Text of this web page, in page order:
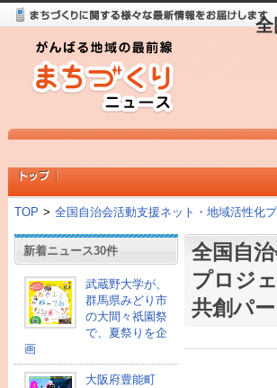
全
TOP > 全国自治会活動支援ネット・地域活性化
新着ニュース30件
武蔵野大学が、
群馬県みどり市
の大間々祇園祭
で、夏祭りを企
画
大阪府豊能町
全国自
プロジ
共創パ